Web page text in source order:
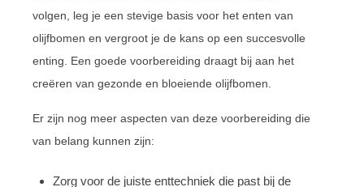
volgen, leg je een stevige basis voor het enten van
olijfbomen en vergroot je de kans op een succesvolle
enting. Een goede voorbereiding draagt bij aan het
creëren van gezonde en bloeiende olijfbomen.
Er zijn nog meer aspecten van deze voorbereiding die
van belang kunnen zijn:
Zorg voor de juiste enttechniek die past bij de